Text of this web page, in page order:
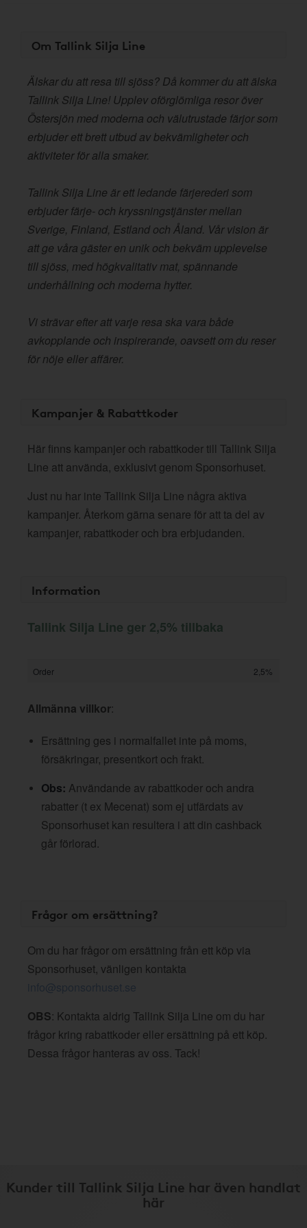
Om Tallink Silja Line
Älskar du att resa till sjöss? Då kommer du att älska
Tallink Silja Line! Upplev oförglömliga resor över
Östersjön med moderna och välutrustade färjor som
erbjuder ett brett utbud av bekvämligheter och
aktiviteter för alla smaker.
Tallink Silja Line är ett ledande färjerederi som
erbjuder färje- och kryssningstjänster mellan
Sverige, Finland, Estland och Åland. Vår vision är
att ge våra gäster en unik och bekväm upplevelse
till sjöss, med högkvalitativ mat, spännande
underhållning och moderna hytter.
Vi strävar efter att varje resa ska vara både
avkopplande och inspirerande, oavsett om du reser
för nöje eller affärer.
Kampanjer & Rabattkoder
Här finns kampanjer och rabattkoder till Tallink Silja
Line att använda, exklusivt genom Sponsorhuset.
Just nu har inte Tallink Silja Line några aktiva
kampanjer. Återkom gärna senare för att ta del av
kampanjer, rabattkoder och bra erbjudanden.
Information
Tallink Silja Line ger 2,5% tillbaka
Order 2,5%
Allmänna villkor:
Ersättning ges i normalfallet inte på moms,
försäkringar, presentkort och frakt.
Obs: Användande av rabattkoder och andra
rabatter (t ex Mecenat) som ej utfärdats av
Sponsorhuset kan resultera i att din cashback
går förlorad.
Frågor om ersättning?
Om du har frågor om ersättning från ett köp via
Sponsorhuset, vänligen kontakta
info@sponsorhuset.se
OBS: Kontakta aldrig Tallink Silja Line om du har
frågor kring rabattkoder eller ersättning på ett köp.
Dessa frågor hanteras av oss. Tack!
Kunder till Tallink Silja Line har även handlat
här